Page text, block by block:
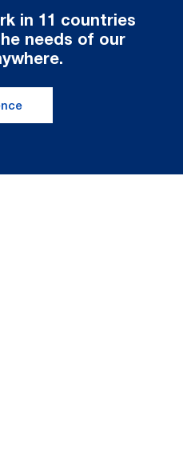
in 11 countries
needs of our